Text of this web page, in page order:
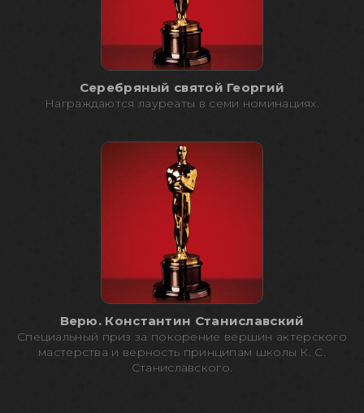
Серебряный святой Георгий
Награждаются лауреаты в семи номинациях.
Верю. Константин Станиславский
Специальный приз за покорение вершин актерского
мастерства и верность принципам школы К. С.
Станиславского.